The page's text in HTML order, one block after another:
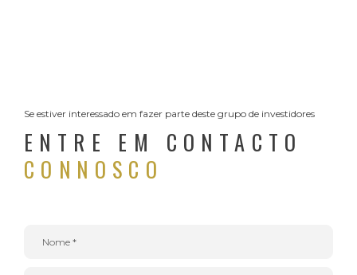
Se estiver interessado em fazer parte deste grupo de investidores
ENTRE EM CONTACTO
CONNOSCO